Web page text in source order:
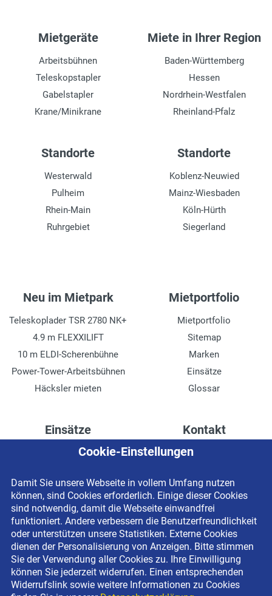
Mietgeräte
Arbeitsbühnen
Teleskopstapler
Gabelstapler
Krane/Minikrane
Miete in Ihrer Region
Baden-Württemberg
Hessen
Nordrhein-Westfalen
Rheinland-Pfalz
Standorte
Westerwald
Pulheim
Rhein-Main
Ruhrgebiet
Standorte
Koblenz-Neuwied
Mainz-Wiesbaden
Köln-Hürth
Siegerland
Neu im Mietpark
Teleskoplader TSR 2780 NK+
4.9 m FLEXXILIFT
10 m ELDI-Scherenbühne
Power-Tower-Arbeitsbühnen
Häcksler mieten
Mietportfolio
Mietportfolio
Sitemap
Marken
Einsätze
Glossar
Einsätze
Höhenzugang für
Drainage verlegen
Fassadenreinigung
Terrasse anlegen
Ladenbau
Kontakt
Kontaktformular
Impressum
Datenschutzerklärung
Newsletter-Anmeldung
Cookie-Einstellungen
Damit Sie unsere Webseite in vollem Umfang nutzen
können, sind Cookies erforderlich. Einige dieser Cookies
sind notwendig, damit die Webseite einwandfrei
funktioniert. Andere verbessern die Benutzerfreundlichkeit
oder unterstützen unsere Statistiken. Externe Cookies
dienen der Personalisierung von Anzeigen. Bitte stimmen
Sie der Verwendung aller Cookies zu. Ihre Einwilligung
können Sie jederzeit widerrufen. Einen entsprechenden
Widerrufslink sowie weitere Informationen zu Cookies